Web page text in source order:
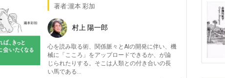
著者:瀧本 彩加
村上 陽一郎
心を読み取る術、関係脈々とAIの開発に伴い、機
械に「こころ」をアップロードできるか、が論
じられたりする。そこは人類との付き合いの長
い馬である…